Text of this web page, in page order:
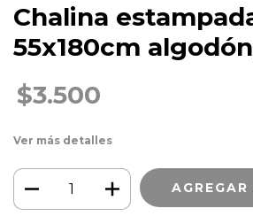
Chalina
55x180cm
$3.500
Ver más detalles